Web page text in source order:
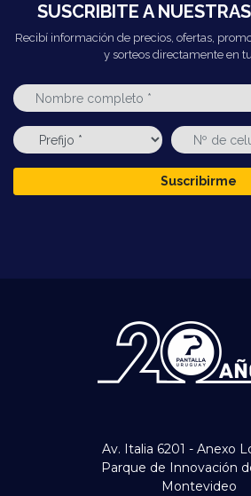
SUSCRIBITE A
Recibí información de precios, ofertas,
y sorteos directamente en
Suscribirme
Av. Italia 6201 - Anexo
Parque de Innovación
Montevideo